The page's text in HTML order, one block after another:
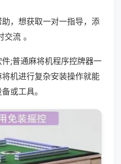
，想获取一对一指导，添
流 。
;普通麻将机程序控牌器一
机进行复杂安装操作就能
或工具。